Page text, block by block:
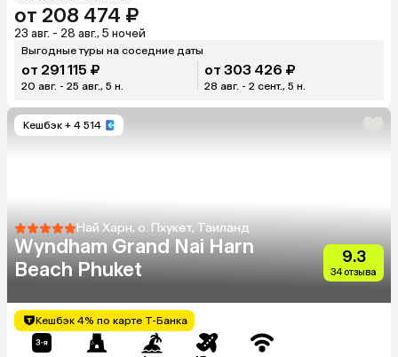
от 208 474 ₽
23 авг. - 28 авг., 5 ночей
Выгодные туры на соседние даты
от 291 115 ₽
20 авг. - 25 авг., 5 н.
от 303 426 ₽
28 авг. - 2 сент., 5 н.
Кешбэк + 4 514
Най Харн, о. Пхукет, Таиланд
Wyndham Grand Nai Harn
Beach Phuket
9.3
34 отзыва
Кешбэк 4% по карте Т-Банка